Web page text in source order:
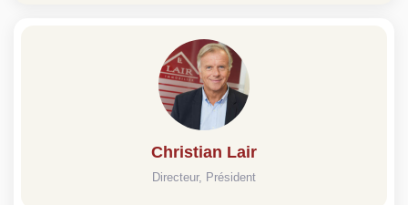
Christian Lair
Directeur, Président